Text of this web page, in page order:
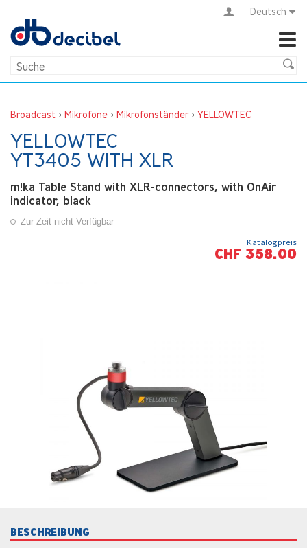
Deutsch
Broadcast > Mikrofone > Mikrofonständer > YELLOWTEC
YELLOWTEC
YT3405 WITH XLR
m!ka Table Stand with XLR-connectors, with OnAir
indicator, black
Zur Zeit nicht Verfügbar
Katalogpreis
CHF 358.00
BESCHREIBUNG